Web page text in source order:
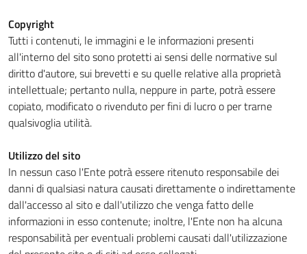
Copyright
Tutti i contenuti, le immagini e le informazioni presenti
all'interno del sito sono protetti ai sensi delle normative sul
diritto d'autore, sui brevetti e su quelle relative alla proprietà
intellettuale; pertanto nulla, neppure in parte, potrà essere
copiato, modificato o rivenduto per fini di lucro o per trarne
qualsivoglia utilità.
Utilizzo del sito
In nessun caso l'Ente potrà essere ritenuto responsabile dei
danni di qualsiasi natura causati direttamente o indirettamente
dall'accesso al sito e dall'utilizzo che venga fatto delle
informazioni in esso contenute; inoltre, l'Ente non ha alcuna
responsabilità per eventuali problemi causati dall'utilizzazione